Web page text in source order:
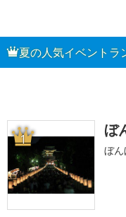
夏の人気イベントラ
1 ぼ
ぼ